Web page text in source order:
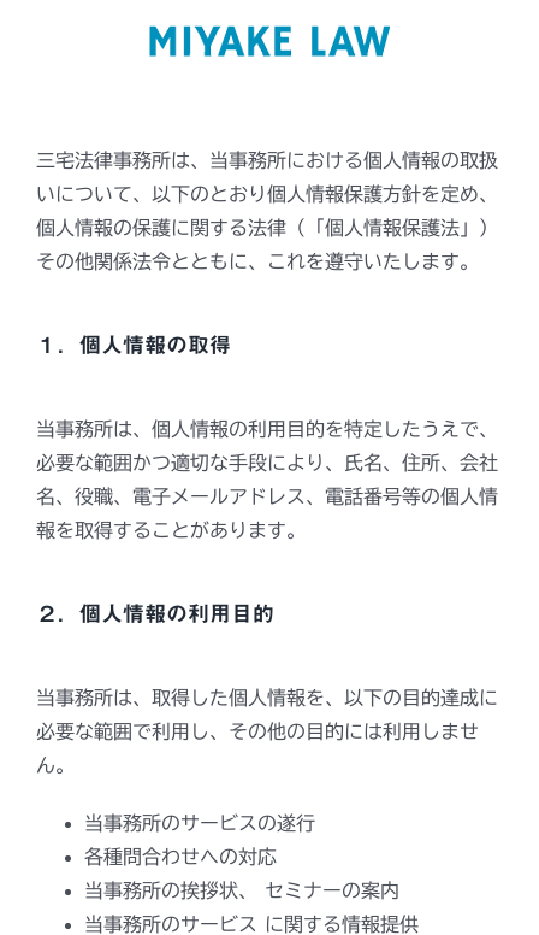
三宅法律事務所は、当事務所における個人情報の取扱
いについて、以下のとおり個人情報保護方針を定め、
個人情報の保護に関する法律（「個人情報保護法」）
その他関係法令とともに、これを遵守いたします。
１．個人情報の取得
当事務所は、個人情報の利用目的を特定したうえで、
必要な範囲かつ適切な手段により、氏名、住所、会社
名、役職、電子メールアドレス、電話番号等の個人情
報を取得することがあります。
２．個人情報の利用目的
当事務所は、取得した個人情報を、以下の目的達成に
必要な範囲で利用し、その他の目的には利用しませ
ん。
当事務所のサービスの遂行
各種問合わせへの対応
当事務所の挨拶状、 セミナーの案内
当事務所のサービス に関する情報提供